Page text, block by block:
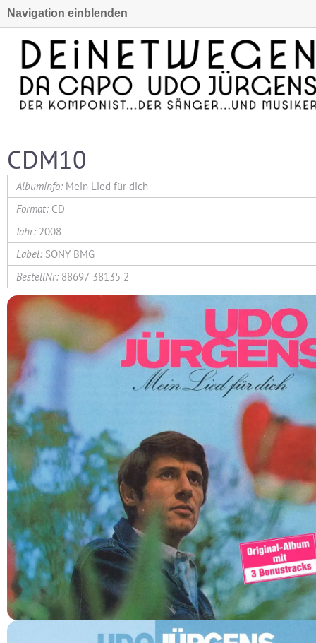
Navigation einblenden
CDM10
Mein Lied für dich
CD
2008
SONY BMG
88697 38135 2